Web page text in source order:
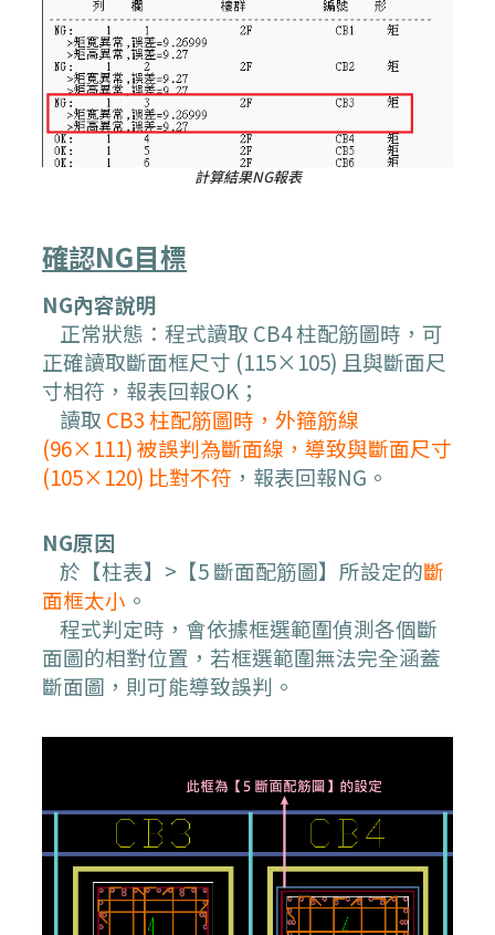
計算結果NG報表
確認NG目標
NG內容說明
正常狀態：程式讀取 CB4 柱配筋圖時，可
正確讀取斷面框尺寸 (115×105) 且與斷面尺
寸相符，報表回報OK；
讀取 CB3柱配筋圖時， 外箍筋線
(96×111) 被誤判為斷面線 ，導致與斷面尺寸
(105×120) 比對不符 ，報表回報NG。
NG原因
於【柱表】>【5 斷面配筋圖】所設定的斷
面框太小 。
程式判定時，會依據框選範圍偵測各個斷
面圖的相對位置，若框選範圍無法完全涵蓋
斷面圖，則可能導致誤判。